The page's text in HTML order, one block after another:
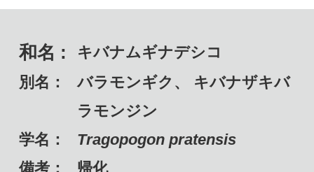
別名： バラモンギク、 キバナザキバ
学名： Tragopogon pratensis
帰化